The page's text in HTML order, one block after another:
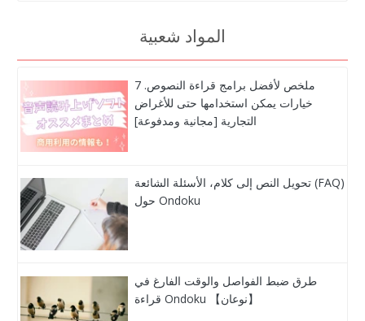
المواد شعبية
ملخص لأفضل برامج قراءة النصوص. 7
خيارات يمكن استخدامها حتى للأغراض
التجارية [مجانية ومدفوعة]
تحويل النص إلى كلام، الأسئلة الشائعة (FAQ)
حول Ondoku
طرق ضبط الفواصل والوقت الفارغ في
قراءة Ondoku 【نوعان】